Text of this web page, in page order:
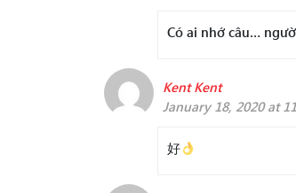
Có ai nhớ câu…
Kent Kent
January 18, 2020 at
好